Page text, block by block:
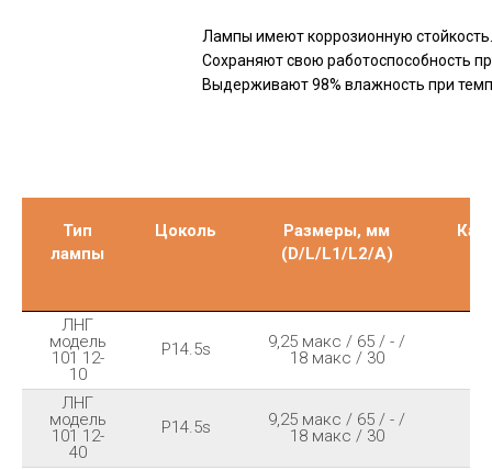
Лампы имеют коррозионную стойкость.
Сохраняют свою работоспособность
Выдерживают 98% влажность при
Тип
лампы
Цоколь
Размеры, мм
(D/L/L1/L2/A)
ЛНГ
модель
101 12-
10
P14.5s
9,25 макс / 65 / - /
18 макс / 30
ЛНГ
модель
101 12-
40
P14.5s
9,25 макс / 65 / - /
18 макс / 30